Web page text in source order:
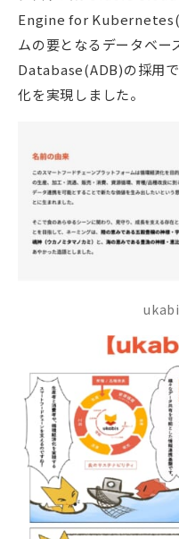
Engine for
ムの要となるデータベ
Database(ADB)の採用
化を実現しました。